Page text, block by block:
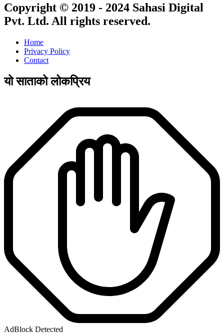
Copyright © 2019 - 2024 Sahasi Digital
Pvt. Ltd. All rights reserved.
Home
Privacy Policy
Contact
यो साताको लोकप्रिय
AdBlock Detected